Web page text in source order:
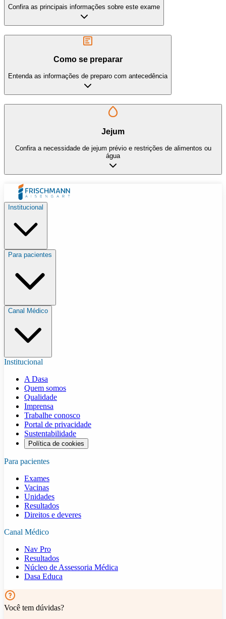
Confira as principais informações sobre este exame
Como se preparar
Entenda as informações de preparo com antecedência
Jejum
Confira a necessidade de jejum prévio e restrições de alimentos ou
água
Institucional
Para pacientes
Canal Médico
Institucional
A Dasa
Quem somos
Qualidade
Imprensa
Trabalhe conosco
Portal de privacidade
Sustentabilidade
Política de cookies
Para pacientes
Exames
Vacinas
Unidades
Resultados
Direitos e deveres
Canal Médico
Nav Pro
Resultados
Núcleo de Assessoria Médica
Dasa Educa
Você tem dúvidas?